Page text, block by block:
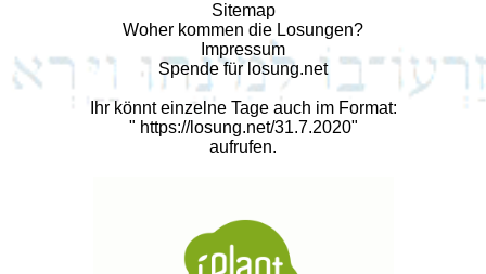
Sitemap
Woher kommen die Losungen?
Impressum
Spende für losung.net
Ihr könnt einzelne Tage auch im Format:
" https://losung.net/31.7.2020"
aufrufen.